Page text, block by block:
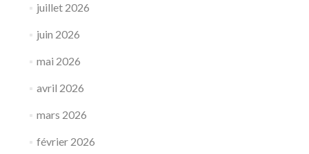
juillet 2026
juin 2026
mai 2026
avril 2026
mars 2026
février 2026